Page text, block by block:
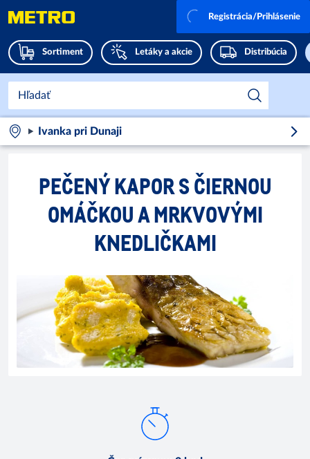
Sortiment Letáky a akcie Distribúcia
Registrácia/Prihlásenie
Ivanka pri Dunaji
PEČENÝ KAPOR S ČIERNOU
OMÁČKOU A MRKVOVÝMI
KNEDLIČKAMI